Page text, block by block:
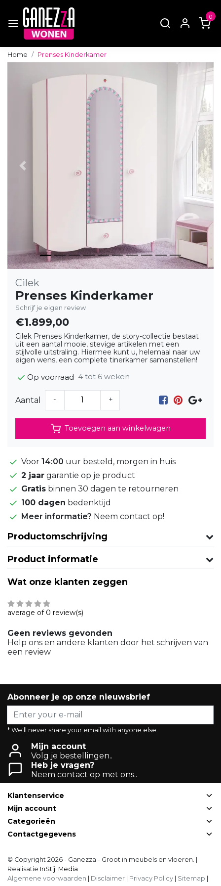
0
Home Prenses Kinderkamer
Vorige
Cilek
Prenses Kinderkamer
Schrijf je eigen review
€1.899,00
Cilek Prenses Kinderkamer, de story-collectie bestaat
uit een aantal mooie, stevige artikelen met een
stijlvolle uitstraling. Hiermee kunt u, helemaal naar uw
eigen wens, een complete tinerkamer samenstellen!
Op voorraad 4 tot 6 weken
Aantal - +
Toevoegen aan winkelwagen
Voor 14:00 uur besteld, morgen in huis
2 jaar garantie op je product
Gratis binnen 30 dagen te retourneren
100 dagen bedenktijd
Meer informatie? Neem contact op!
Productomschrijving
Product informatie
Wat onze klanten zeggen
average of 0 review(s)
Geen reviews gevonden
Help ons en andere klanten door het schrijven van
een review
Abonneer je op onze nieuwsbrief
* We'll never share your email with anyone else.
Mijn account
Volg je bestellingen..
Heb je vragen?
Neem contact op met ons..
Klantenservice
Mijn account
Categorieën
Contactgegevens
© Copyright 2026 - Ganezza - Groot in meubels en vloeren. |
Realisatie InStijl Media
Algemene voorwaarden
Disclaimer Privacy Policy Sitemap